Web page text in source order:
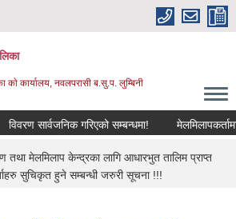
काे कार्यालय, नवलपरासी ब.सु.प. लुम्बिनी
विवरण सार्वजनिक गरिएको सम्बन्धमा!
तथा मेलमिलाप केन्द्रका लागि आधारभुत तालिम प्राप्त
सुचिकृत हुने सम्बन्धी जरुरी सूचना !!!